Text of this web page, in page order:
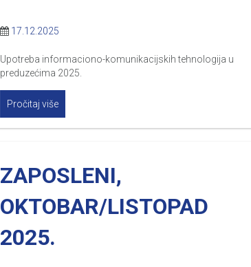
17.12.2025
Upotreba informaciono-komunikacijskih tehnologija u
preduzećima 2025.
Pročitaj više
ZAPOSLENI,
OKTOBAR/LISTOPAD
2025.